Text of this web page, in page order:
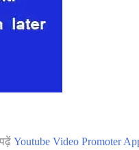
Youtube Video Promoter